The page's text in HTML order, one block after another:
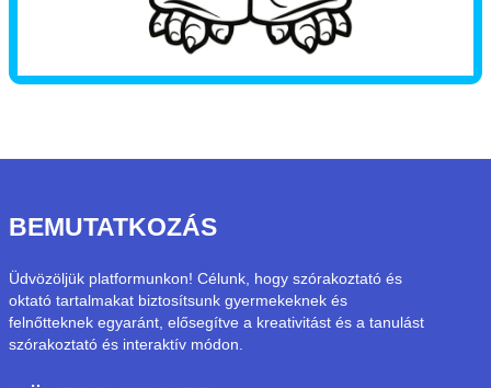
BEMUTATKOZÁS
Üdvözöljük platformunkon! Célunk, hogy szórakoztató és
oktató tartalmakat biztosítsunk gyermekeknek és
felnőtteknek egyaránt, elősegítve a kreativitást és a tanulást
szórakoztató és interaktív módon.